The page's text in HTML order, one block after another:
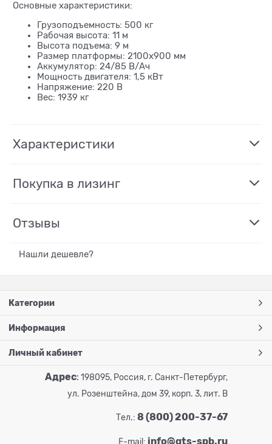
Основные характеристики:
Грузоподъемность: 500 кг
Рабочая высота: 11 м
Высота подъема: 9 м
Размер платформы: 2100х900 мм
Аккумулятор: 24/85 В/Ач
Мощность двигателя: 1,5 кВт
Напряжение: 220 В
Вес: 1939 кг
Характеристики
Покупка в лизинг
Отзывы
Нашли дешевле?
Категории
Информация
Личный кабинет
Адрес: 198095, Россия, г. Санкт-Петербург,
ул. Розенштейна, дом 39, корп. 3, лит. В
Тел.: 8 (800) 200-37-67
E-mail: info@gts-spb.ru